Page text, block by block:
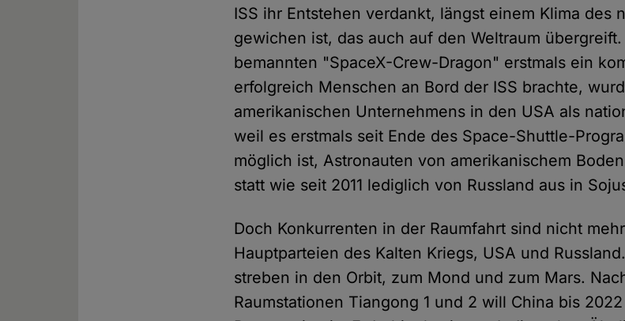
ISS ihr Entstehen verdankt, längst einem Klima des
gewichen ist, das auch auf den Weltraum
bemannten "SpaceX-Crew-Dragon" erstmals ein
erfolgreich Menschen an Bord der ISS brachte,
amerikanischen Unternehmens in den USA als
weil es erstmals seit Ende des Space-Shuttle-
möglich ist, Astronauten von amerikanischem
statt wie seit 2011 lediglich von Russland aus in
Doch Konkurrenten in der Raumfahrt sind nicht
Hauptparteien des Kalten Kriegs, USA und
streben in den Orbit, zum Mond und zum Mars.
Raumstationen Tiangong 1 und 2 will China bis